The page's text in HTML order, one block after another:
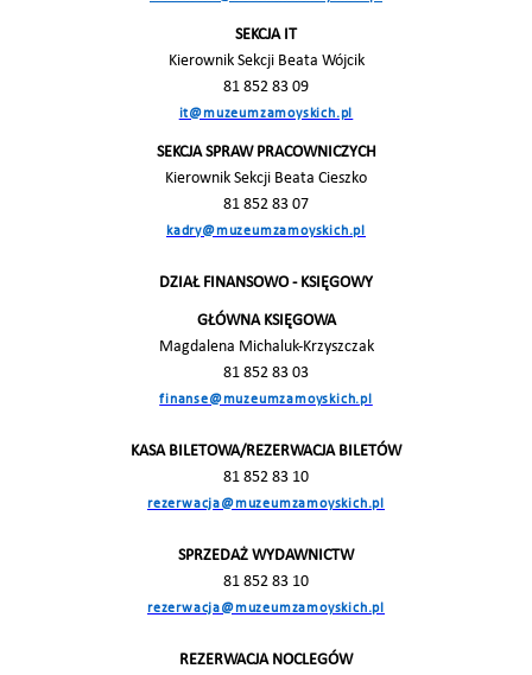
SEKCJA IT
Kierownik Sekcji Beata Wójcik
81 852 83 09
it@muzeumzamoyskich.pl
SEKCJA SPRAW PRACOWNICZYCH
Kierownik Sekcji Beata Cieszko
81 852 83 07
kadry@muzeumzamoyskich.pl
DZIAŁ FINANSOWO - KSIĘGOWY
GŁÓWNA KSIĘGOWA
Magdalena Michaluk-Krzyszczak
81 852 83 03
finanse@muzeumzamoyskich.pl
KASA BILETOWA/REZERWACJA BILETÓW
81 852 83 10
rezerwacja@muzeumzamoyskich.pl
SPRZEDAŻ WYDAWNICTW
81 852 83 10
rezerwacja@muzeumzamoyskich.pl
REZERWACJA NOCLEGÓW